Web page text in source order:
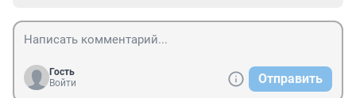
Гость
Войти
Отправить